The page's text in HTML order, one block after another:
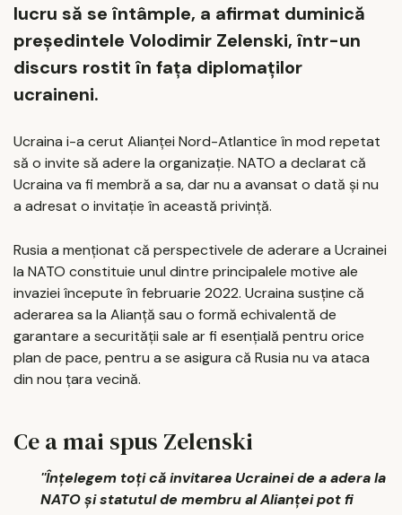
lucru să se întâmple, a afirmat duminică
preşedintele Volodimir Zelenski, într-un
discurs rostit în faţa diplomaţilor
ucraineni.
Ucraina i-a cerut Alianţei Nord-Atlantice în mod repetat
să o invite să adere la organizaţie. NATO a declarat că
Ucraina va fi membră a sa, dar nu a avansat o dată şi nu
a adresat o invitaţie în această privinţă.
Rusia a menţionat că perspectivele de aderare a Ucrainei
la NATO constituie unul dintre principalele motive ale
invaziei începute în februarie 2022. Ucraina susţine că
aderarea sa la Alianţă sau o formă echivalentă de
garantare a securităţii sale ar fi esenţială pentru orice
plan de pace, pentru a se asigura că Rusia nu va ataca
din nou ţara vecină.
Ce a mai spus Zelenski
''Înţelegem toţi că invitarea Ucrainei de a adera la
NATO şi statutul de membru al Alianţei pot fi